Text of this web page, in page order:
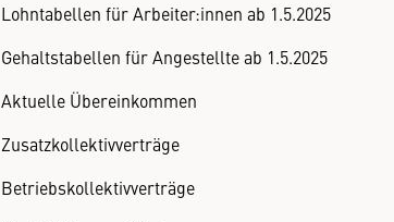
Lohntabellen für Arbeiter:innen ab 1.5.2025
Gehaltstabellen für Angestellte ab 1.5.2025
Aktuelle Übereinkommen
Zusatzkollektivverträge
Betriebskollektivverträge